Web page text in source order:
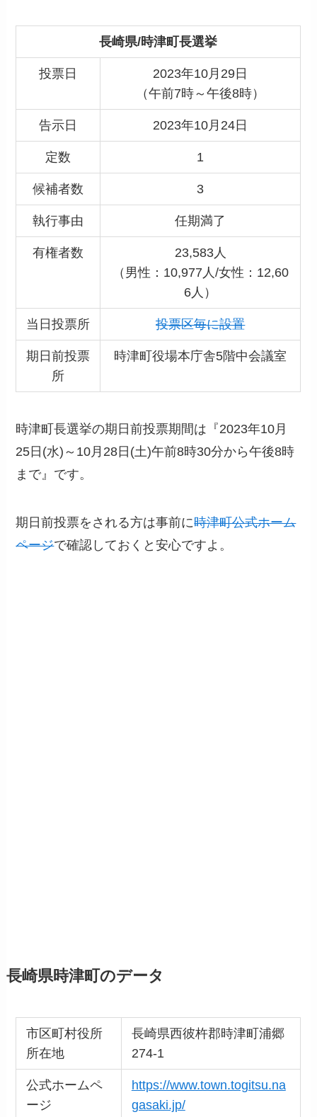
長崎県/時津町長選挙
投票日
2023年10月29日
（午前7時～午後8時）
告示日 2023年10月24日
定数 1
候補者数 3
執行事由 任期満了
有権者数
23,583人
（男性：10,977人/女性：12,60
6人）
当日投票所 投票区毎に設置
期日前投票
所
時津町役場本庁舎5階中会議室
時津町長選挙の期日前投票期間は『2023年10月
25日(水)～10月28日(土)午前8時30分から午後8時
まで』です。
期日前投票をされる方は事前に時津町公式ホーム
ページで確認しておくと安心ですよ。
長崎県時津町のデータ
市区町村役所
所在地
長崎県西彼杵郡時津町浦郷
274-1
公式ホームペ
ージ
https://www.town.togitsu.na
gasaki.jp/